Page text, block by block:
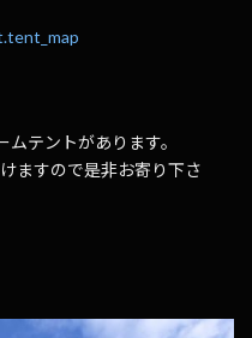
テントがあります。
ますので是非お寄り下さ